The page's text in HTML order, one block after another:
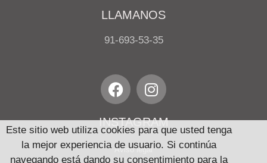
LLAMANOS
91-693-53-35
INSTAGRAM
Aviso legal
Este sitio web utiliza cookies para que usted tenga
la mejor experiencia de usuario. Si continúa
navegando está dando su consentimiento para la